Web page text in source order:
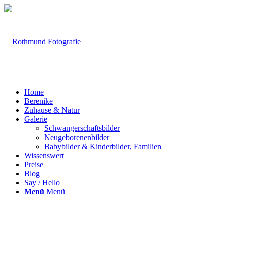
Home
Berenike
Zuhause & Natur
Galerie
Schwangerschaftsbilder
Neugeborenenbilder
Babybilder & Kinderbilder, Familien
Wissenswert
Preise
Blog
Say / Hello
Menü Menü